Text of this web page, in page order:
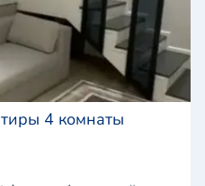
4 комнаты